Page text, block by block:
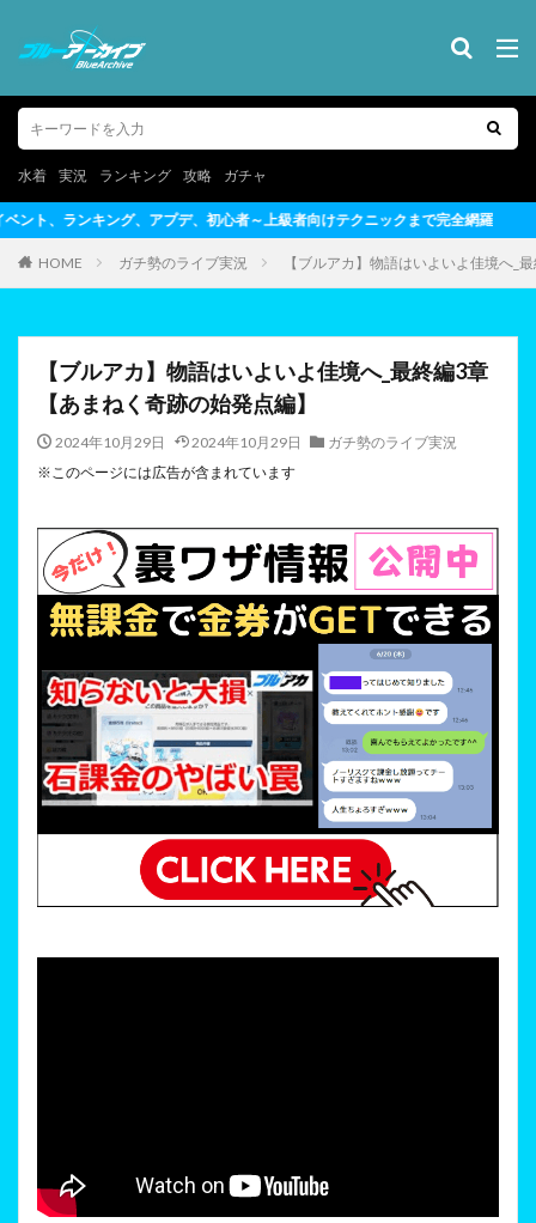
水着 実況 ランキング 攻略 ガチャ
上級者向けテクニックまで完全網羅
HOME ガチ勢のライブ実況 【ブルアカ】物語はいよいよ佳境へ_
【ブルアカ】物語はいよいよ佳境へ_最終編3章
【あまねく奇跡の始発点編】
2024年10月29日 2024年10月29日
ガチ勢のライブ実況
※このページには広告が含まれています